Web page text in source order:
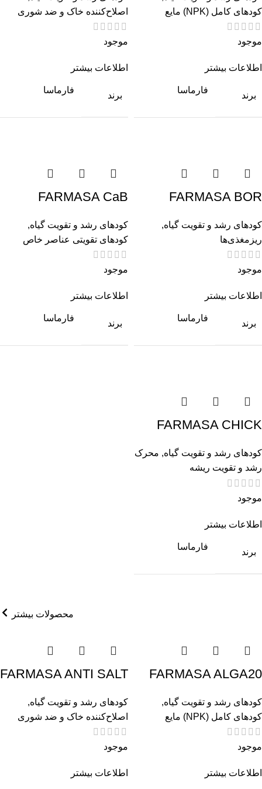
کودهای کامل (NPK) مایع
موجود
اطلاعات بیشتر
برند
فارماسا
اصلاح‌کننده خاک و ضد شوری
موجود
اطلاعات بیشتر
برند
فارماسا
FARMASA BOR
کودهای رشد و تقویت گیاه,
ریزمغذی‌ها
موجود
اطلاعات بیشتر
برند
فارماسا
FARMASA CaB
کودهای رشد و تقویت گیاه,
کودهای تقویتی عناصر خاص
موجود
اطلاعات بیشتر
برند
فارماسا
FARMASA CHICK
کودهای رشد و تقویت گیاه, محرک
رشد و تقویت ریشه
موجود
اطلاعات بیشتر
برند
فارماسا
محصولات بیشتر
FARMASA ALGA20
کودهای رشد و تقویت گیاه,
کودهای کامل (NPK) مایع
موجود
اطلاعات بیشتر
FARMASA ANTI SALT
کودهای رشد و تقویت گیاه,
اصلاح‌کننده خاک و ضد شوری
موجود
اطلاعات بیشتر